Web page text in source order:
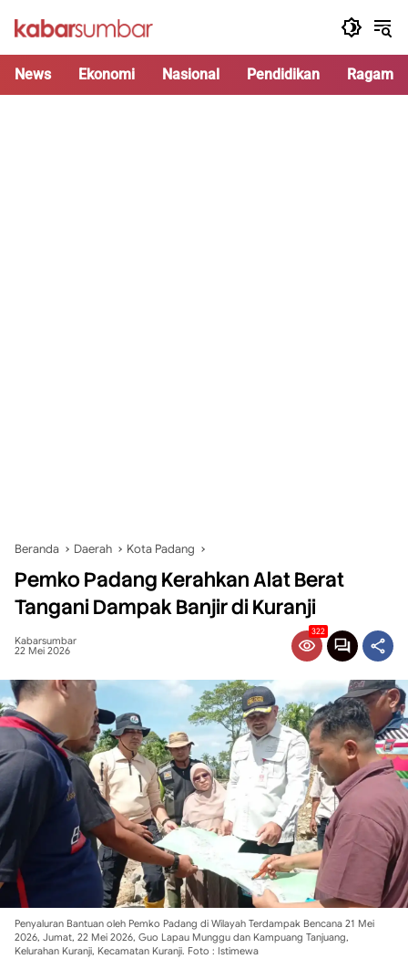
News Ekonomi Nasional Pendidikan Ragam
Beranda Daerah Kota Padang
Pemko Padang Kerahkan Alat Berat
Tangani Dampak Banjir di Kuranji
Kabarsumbar
22 Mei 2026
322
Penyaluran Bantuan oleh Pemko Padang di Wilayah Terdampak Bencana 21 Mei
2026, Jumat, 22 Mei 2026, Guo Lapau Munggu dan Kampuang Tanjuang,
Kelurahan Kuranji, Kecamatan Kuranji. Foto : Istimewa